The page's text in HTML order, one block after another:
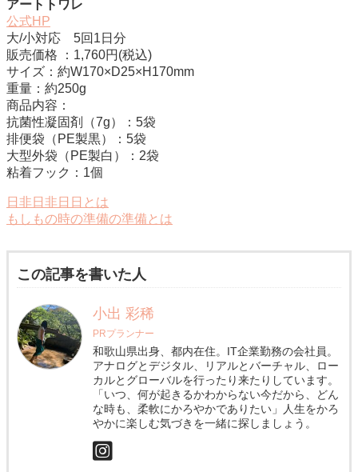
アートトワレ
公式HP
大/小対応 5回1日分
販売価格 ：1,760円(税込)
サイズ：約W170×D25×H170mm
重量：約250g
商品内容：
抗菌性凝固剤（7g）：5袋
排便袋（PE製黒）：5袋
大型外袋（PE製白）：2袋
粘着フック：1個
日非日非日日とは
もしもの時の準備の準備とは
この記事を書いた人
小出 彩稀
PRプランナー
和歌山県出身、都内在住。IT企業勤務の会社員。
アナログとデジタル、リアルとバーチャル、ロー
カルとグローバルを行ったり来たりしています。
「いつ、何が起きるかわからない今だから、どん
な時も、柔軟にかろやかでありたい」人生をかろ
やかに楽しむ気づきを一緒に探しましょう。